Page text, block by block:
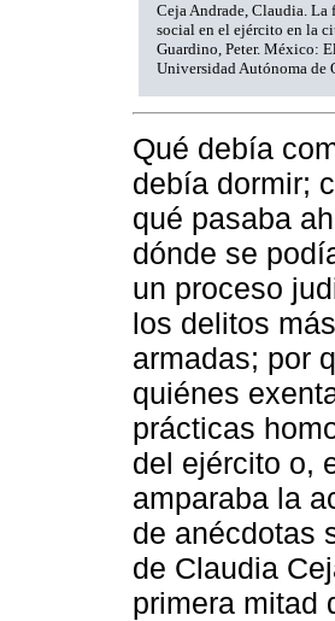
Ceja Andrade, Claudia.
social en el ejército en la
Guardino, Peter. México:
Universidad Autónoma de
Qué debía
debía dormir;
qué pasaba
dónde se
un proceso
los delitos
armadas; por
quiénes
prácticas
del ejército o,
amparaba la
de anécdotas
de Claudia
primera mitad